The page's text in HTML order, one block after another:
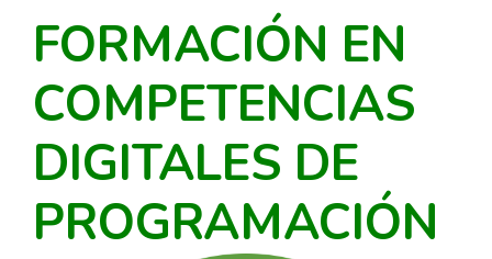
FORMACIÓN EN
COMPETENCIAS
DIGITALES DE
PROGRAMACIÓN